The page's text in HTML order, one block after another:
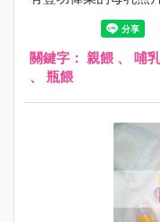
cc數~通通沒有((哈~ 總覺得那些越看越讓人喪氣~回頭繼續
盯著胸前兩顆硬奶猛搖頭 相信我~雖然文字可能
關鍵字： 親餵 、 哺乳
、 瓶餵